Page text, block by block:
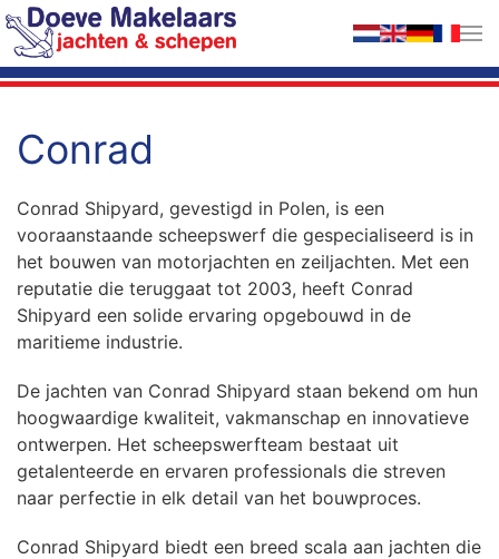
Terug naar hoofdinhoud
Conrad
Conrad Shipyard, gevestigd in Polen, is een
vooraanstaande scheepswerf die gespecialiseerd is in
het bouwen van motorjachten en zeiljachten. Met een
reputatie die teruggaat tot 2003, heeft Conrad
Shipyard een solide ervaring opgebouwd in de
maritieme industrie.
De jachten van Conrad Shipyard staan bekend om hun
hoogwaardige kwaliteit, vakmanschap en innovatieve
ontwerpen. Het scheepswerfteam bestaat uit
getalenteerde en ervaren professionals die streven
naar perfectie in elk detail van het bouwproces.
Conrad Shipyard biedt een breed scala aan jachten die